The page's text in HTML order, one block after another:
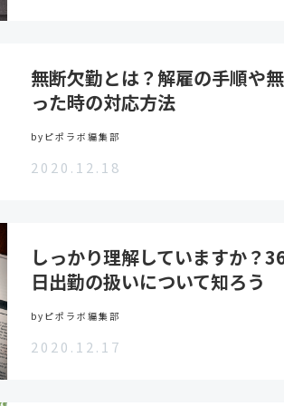
無断欠勤とは？解雇の手順や
った時の対応方法
byピポラボ編集部
2020.12.18
しっかり理解していますか？
日出勤の扱いについて知ろう
byピポラボ編集部
2020.12.17